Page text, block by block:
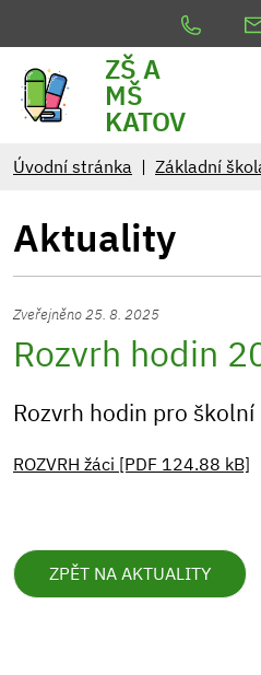
ZŠ A
MŠ
KATOV
Úvodní stránka Základní
Aktuality
Zveřejněno 25. 8. 2025
Rozvrh hodin
Rozvrh hodin pro
ROZVRH žáci [PDF 124.88 kB]
ZPĚT NA AKTUALITY